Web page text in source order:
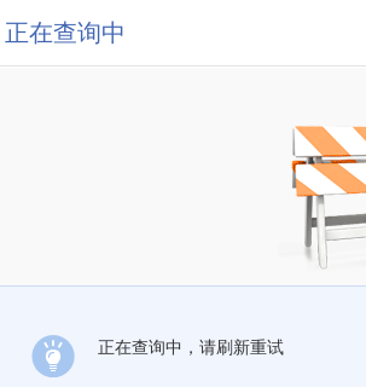
正在查询中
正在查询中，请刷新重试